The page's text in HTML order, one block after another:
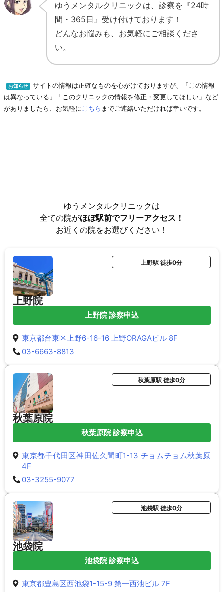
ゆうメンタルクリニックは、診察を『24時
間・365日』受け付けております！
どんなお悩みも、お気軽にご相談くださ
い。
お知らせ
サイトの情報は正確なものを心がけておりますが、「この情報
は異なっている」「このクリニックの情報を修正・変更してほしい」など
がありましたら、お気軽にこちら までご連絡いただければ幸いです。
ゆうメンタルクリニックは
全ての院がほぼ駅前でフリーアクセス！
お近くの院をお選びください！
上野院
上野駅 徒歩0分
上野院 診察申込
東京都台東区上野6-16-16 上野ORAGAビル 8F
03-6663-8813
秋葉原院
秋葉原駅 徒歩0分
秋葉原院 診察申込
東京都千代田区神田佐久間町1-13 チョムチョム秋葉原
4F
03-3255-9077
池袋院
池袋駅 徒歩0分
池袋院 診察申込
東京都豊島区西池袋1-15-9 第一西池ビル 7F